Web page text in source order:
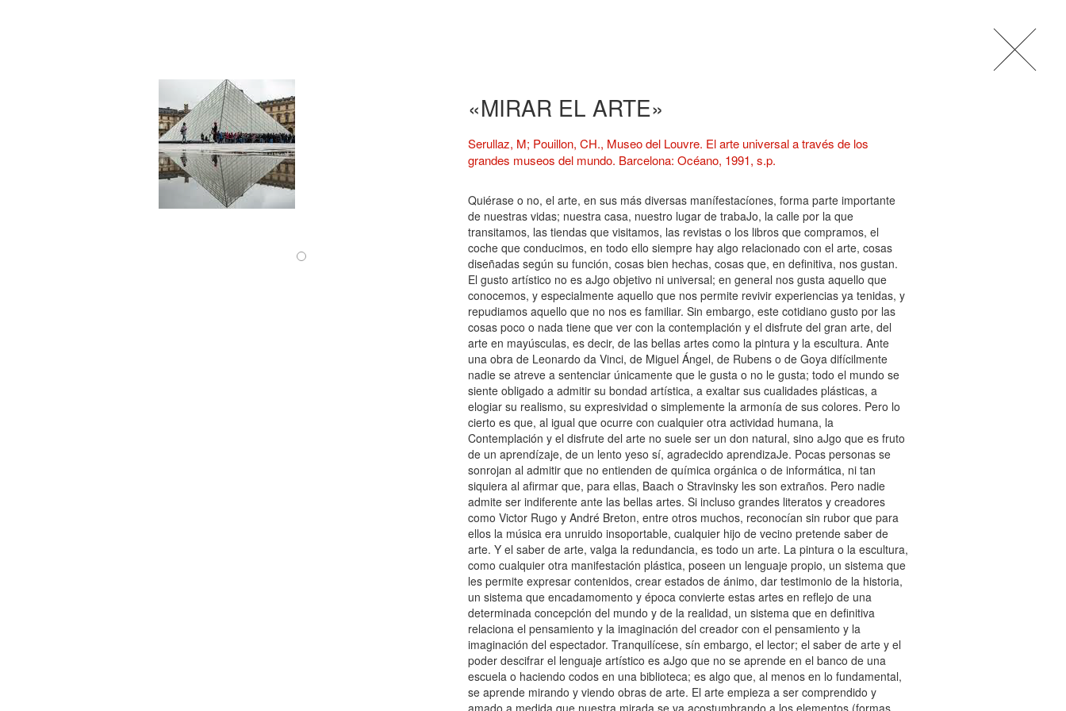
«MIRAR EL ARTE»
Serullaz, M; Pouillon, CH., Museo del Louvre. El arte universal a través de los
grandes museos del mundo. Barcelona: Océano, 1991, s.p.
Quiérase o no, el arte, en sus más diversas manífestacíones, forma parte importante
de nuestras vidas; nuestra casa, nuestro lugar de trabaJo, la calle por la que
transitamos, las tiendas que visitamos, las revistas o los libros que compramos, el
coche que conducimos, en todo ello siempre hay algo relacionado con el arte, cosas
diseñadas según su función, cosas bien hechas, cosas que, en definitiva, nos gustan.
El gusto artístico no es aJgo objetivo ni universal; en general nos gusta aquello que
conocemos, y especialmente aquello que nos permite revivir experiencias ya tenidas, y
repudiamos aquello que no nos es familiar. Sin embargo, este cotidiano gusto por las
cosas poco o nada tiene que ver con la contemplación y el disfrute del gran arte, del
arte en mayúsculas, es decir, de las bellas artes como la pintura y la escultura. Ante
una obra de Leonardo da Vinci, de Miguel Ángel, de Rubens o de Goya difícilmente
nadie se atreve a sentenciar únicamente que le gusta o no le gusta; todo el mundo se
siente obligado a admitir su bondad artística, a exaltar sus cualidades plásticas, a
elogiar su realismo, su expresividad o simplemente la armonía de sus colores. Pero lo
cierto es que, al igual que ocurre con cualquier otra actividad humana, la
Contemplación y el disfrute del arte no suele ser un don natural, sino aJgo que es fruto
de un aprendízaje, de un lento yeso sí, agradecido aprendizaJe. Pocas personas se
sonrojan al admitir que no entienden de química orgánica o de informática, ni tan
siquiera al afirmar que, para ellas, Baach o Stravinsky les son extraños. Pero nadie
admite ser indiferente ante las bellas artes. Si incluso grandes literatos y creadores
como Victor Rugo y André Breton, entre otros muchos, reconocían sin rubor que para
ellos la música era unruido insoportable, cualquier hijo de vecino pretende saber de
arte. Y el saber de arte, valga la redundancia, es todo un arte. La pintura o la escultura,
como cualquier otra manifestación plástica, poseen un lenguaje propio, un sistema que
les permite expresar contenidos, crear estados de ánimo, dar testimonio de la historia,
un sistema que encadamomento y época convierte estas artes en reflejo de una
determinada concepción del mundo y de la realidad, un sistema que en definitiva
relaciona el pensamiento y la imaginación del creador con el pensamiento y la
imaginación del espectador. Tranquilícese, sín embargo, el lector; el saber de arte y el
poder descifrar el lenguaje artístico es aJgo que no se aprende en el banco de una
escuela o haciendo codos en una biblioteca; es algo que, al menos en lo fundamental,
se aprende mirando y viendo obras de arte. El arte empieza a ser comprendido y
amado a medida que nuestra mirada se va acostumbrando a los elementos (formas,